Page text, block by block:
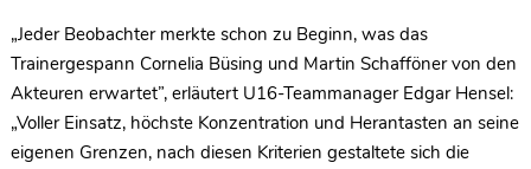
„Jeder Beobachter merkte schon zu Beginn, was das
Trainergespann Cornelia Büsing und Martin Schafföner von den
Akteuren erwartet”, erläutert U16-Teammanager Edgar Hensel:
„Voller Einsatz, höchste Konzentration und Herantasten an seine
eigenen Grenzen, nach diesen Kriterien gestaltete sich die